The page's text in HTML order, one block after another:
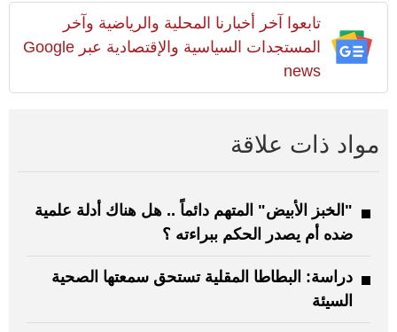
تابعوا آخر أخبارنا المحلية والرياضية وآخر
المستجدات السياسية والإقتصادية عبر Google
news
مواد ذات علاقة
"الخبز الأبيض" المتهم دائماً .. هل هناك أدلة علمية
ضده أم يصدر الحكم ببراءته ؟
دراسة: البطاطا المقلية تستحق سمعتها الصحية
السيئة